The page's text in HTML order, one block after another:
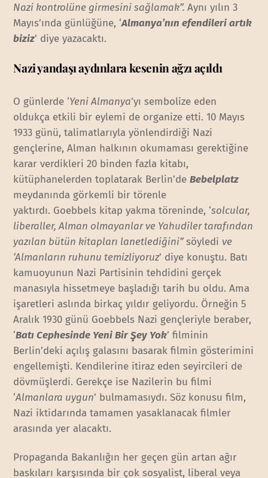
Nazi kontrolüne girmesini sağlamak”.Aynı yılın 3
Mayıs’ında günlüğüne, ‘Almanya’nın efendileri artık
biziz’ diye yazacaktı.
Nazi yandaşı aydınlara kesenin ağzı açıldı
O günlerde ‘Yeni Almanya’yı sembolize eden
oldukça etkili bir eylemi de organize etti. 10 Mayıs
1933 günü, talimatlarıyla yönlendirdiği Nazi
gençlerine, Alman halkının okumaması gerektiğine
karar verdikleri 20 binden fazla kitabı,
kütüphanelerden toplatarak Berlin’deBebelplatz
meydanında görkemli bir törenle
yaktırdı. Goebbels kitap yakma töreninde, ‘solcular,
liberaller, Alman olmayanlar ve Yahudiler tarafından
yazılan bütün kitapları lanetlediğini”söyledi ve
‘Almanların ruhunu temizliyoruz’ diye konuştu. Batı
kamuoyunun Nazi Partisinin tehdidini gerçek
manasıyla hissetmeye başladığı tarih bu oldu. Ama
işaretleri aslında birkaç yıldır geliyordu. Örneğin 5
Aralık 1930 günü Goebbels Nazi gençleriyle beraber,
‘Batı Cephesinde Yeni Bir Şey Yok’ filminin
Berlin’deki açılış galasını basarak filmin gösterimini
engellemişti. Kendilerine itiraz eden seyircileri de
dövmüşlerdi. Gerekçe ise Nazilerin bu filmi
‘Almanlara uygun’ bulmamasıydı. Söz konusu film,
Nazi iktidarında tamamen yasaklanacak filmler
arasında yer alacaktı.
Propaganda Bakanlığın her geçen gün artan ağır
baskıları karşısında bir çok sosyalist, liberal veya